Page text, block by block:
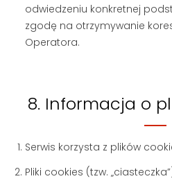
odwiedzeniu konkretnej
zgodę na otrzymywanie
Operatora.
8. Informacja o
Serwis korzysta z plików
Pliki cookies (tzw.